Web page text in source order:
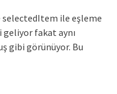
selectedItem ile eşleme
geliyor fakat aynı
gibi görünüyor. Bu